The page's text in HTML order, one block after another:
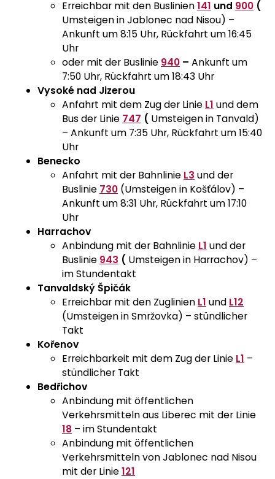
Erreichbar mit den Buslinien141 und 900 (
Umsteigen in Jablonec nad Nisou) –
Ankunft um 8:15 Uhr, Rückfahrt um 16:45
Uhr
oder mit der Buslinie 940 – Ankunft um
7:50 Uhr, Rückfahrt um 18:43 Uhr
Vysoké nad Jizerou
Anfahrt mit dem Zug der Linie L1 und dem
Bus der Linie 747 ( Umsteigen in Tanvald)
– Ankunft um 7:35 Uhr, Rückfahrt um 15:40
Uhr
Benecko
Anfahrt mit der Bahnlinie L3 und der
Buslinie 730 (Umsteigen in Košťálov) –
Ankunft um 8:31 Uhr, Rückfahrt um 17:10
Uhr
Harrachov
Anbindung mit der Bahnlinie L1 und der
Buslinie 943 ( Umsteigen in Harrachov) –
im Stundentakt
Tanvaldský Špičák
Erreichbar mit den Zuglinien L1 und L12
(Umsteigen in Smržovka) – stündlicher
Takt
Kořenov
Erreichbarkeit mit dem Zug der Linie L1 –
stündlicher Takt
Bedřichov
Anbindung mit öffentlichen
Verkehrsmitteln aus Liberec mit der Linie
18 – im Stundentakt
Anbindung mit öffentlichen
Verkehrsmitteln von Jablonec nad Nisou
mit der Linie121